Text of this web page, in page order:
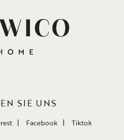
SIE UNS
Facebook Tiktok